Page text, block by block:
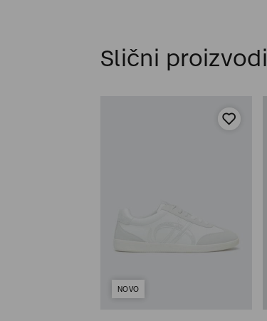
Slični proizvodi
NOVO